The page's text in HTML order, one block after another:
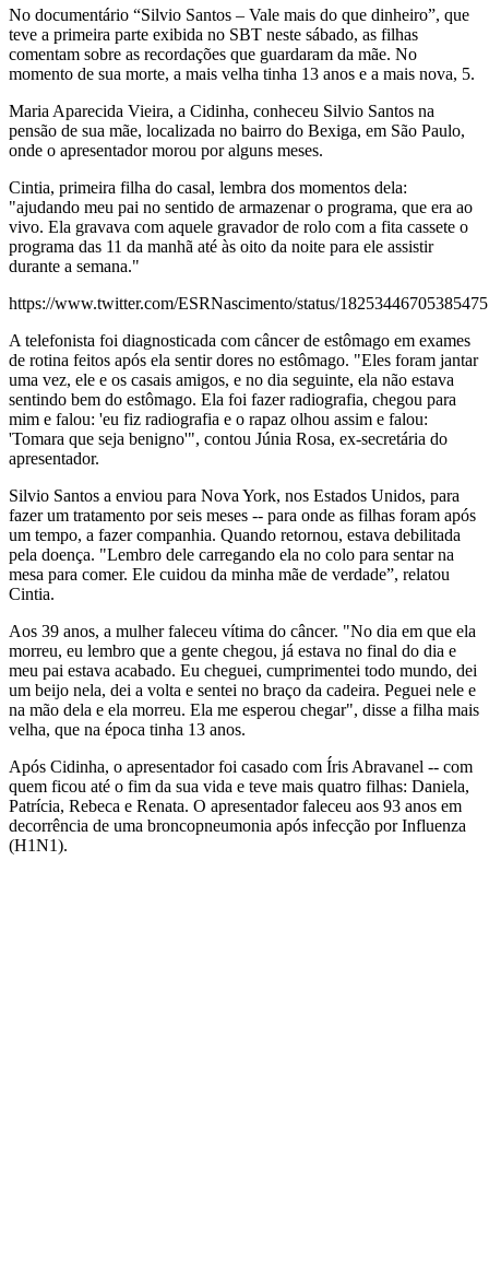
No documentário “Silvio Santos – Vale mais do que dinheiro”, que
teve a primeira parte exibida no SBT neste sábado, as filhas
comentam sobre as recordações que guardaram da mãe. No
momento de sua morte, a mais velha tinha 13 anos e a mais nova, 5.
Maria Aparecida Vieira, a Cidinha, conheceu Silvio Santos na
pensão de sua mãe, localizada no bairro do Bexiga, em São Paulo,
onde o apresentador morou por alguns meses.
Cintia, primeira filha do casal, lembra dos momentos dela:
"ajudando meu pai no sentido de armazenar o programa, que era ao
vivo. Ela gravava com aquele gravador de rolo com a fita cassete o
programa das 11 da manhã até às oito da noite para ele assistir
durante a semana."
https://www.twitter.com/ESRNascimento/status/
A telefonista foi diagnosticada com câncer de estômago em exames
de rotina feitos após ela sentir dores no estômago. "Eles foram jantar
uma vez, ele e os casais amigos, e no dia seguinte, ela não estava
sentindo bem do estômago. Ela foi fazer radiografia, chegou para
mim e falou: 'eu fiz radiografia e o rapaz olhou assim e falou:
'Tomara que seja benigno'", contou Júnia Rosa, ex-secretária do
apresentador.
Silvio Santos a enviou para Nova York, nos Estados Unidos, para
fazer um tratamento por seis meses -- para onde as filhas foram após
um tempo, a fazer companhia. Quando retornou, estava debilitada
pela doença. "Lembro dele carregando ela no colo para sentar na
mesa para comer. Ele cuidou da minha mãe de verdade”, relatou
Cintia.
Aos 39 anos, a mulher faleceu vítima do câncer. "No dia em que ela
morreu, eu lembro que a gente chegou, já estava no final do dia e
meu pai estava acabado. Eu cheguei, cumprimentei todo mundo, dei
um beijo nela, dei a volta e sentei no braço da cadeira. Peguei nele e
na mão dela e ela morreu. Ela me esperou chegar", disse a filha mais
velha, que na época tinha 13 anos.
Após Cidinha, o apresentador foi casado com Íris Abravanel -- com
quem ficou até o fim da sua vida e teve mais quatro filhas: Daniela,
Patrícia, Rebeca e Renata. O apresentador faleceu aos 93 anos em
decorrência de uma broncopneumonia após infecção por Influenza
(H1N1).